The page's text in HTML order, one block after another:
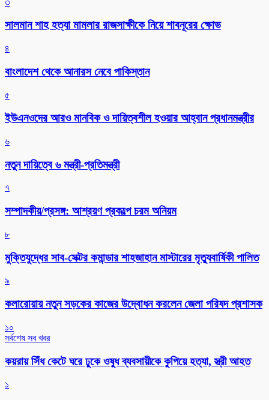
সালমান শাহ হত্যা মামলার রাজসাক্ষীকে নিয়ে শাবনূরের ক্ষোভ
৪
বাংলাদেশ থেকে আনারস নেবে পাকিস্তান
৫
ইউএনওদের আরও মানবিক ও দায়িত্বশীল হওয়ার আহ্বান প্রধানমন্ত্রীর
৬
নতুন দায়িত্বে ৬ মন্ত্রী-প্রতিমন্ত্রী
৭
সম্পাদকীয়/প্রসঙ্গ: আশ্রয়ণ প্রকল্পে চরম অনিয়ম
৮
মুক্তিযুদ্ধের সাব-সেক্টর কমান্ডার শাহজাহান মাস্টারের মৃত্যুবার্ষিকী পালিত
৯
কলারোয়ায় নতুন সড়কের কাজের উদ্বোধন করলেন জেলা পরিষদ প্রশাসক
১০
সর্বশেষ সব খবর
কয়রায় সিঁধ কেটে ঘরে ঢুকে ওষুধ ব্যবসায়ীকে কুপিয়ে হত্যা, স্ত্রী আহত
১